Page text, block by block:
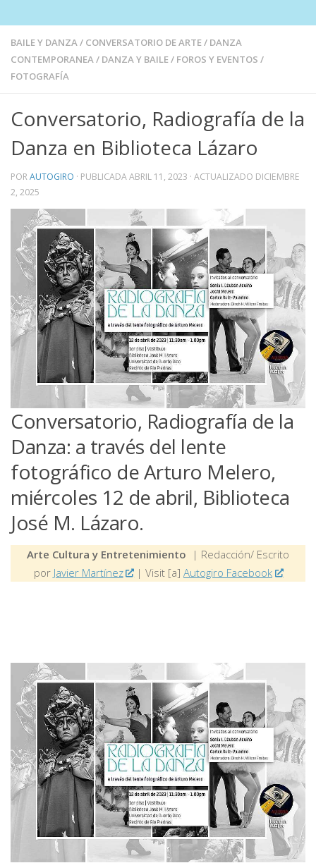
BAILE Y DANZA/ CONVERSATORIO DE ARTE/ DANZA
CONTEMPORANEA/ DANZA Y BAILE/ FOROS Y EVENTOS /
FOTOGRAFÍA
Conversatorio, Radiografía de la
Danza en Biblioteca Lázaro
PORAUTOGIRO · PUBLICADAABRIL 11, 2023 · ACTUALIZADO DICIEMBRE
2, 2025
Conversatorio, Radiografía de la
Danza: a través del lente
fotográfico de Arturo Melero,
miércoles 12 de abril, Biblioteca
José M. Lázaro.
Arte Cultura y Entretenimiento | Redacción/ Escrito
por Javier Martínez | Visit [a] Autogiro Facebook